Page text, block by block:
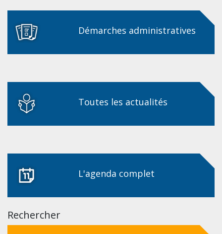
Démarches administratives
Toutes les actualités
L'agenda complet
Rechercher